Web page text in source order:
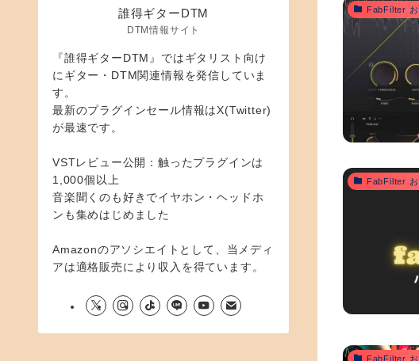
FabFilter
FabFilter
FabFilter
誰得ギターDTM
DTM情報サイト
『誰得ギターDTM』ではギタリスト向け
にギター・DTM関連情報を発信していま
す。
最新のプラグインセール情報はX(Twitter)
が最速です。
VSTレビュー公開：触ったプラグインは
1,000個以上
音楽聞くのも好きでイヤホン・ヘッドホ
ンも集めはじめました
Amazonのアソシエイトとして、当メディ
アは適格販売により収入を得ています。